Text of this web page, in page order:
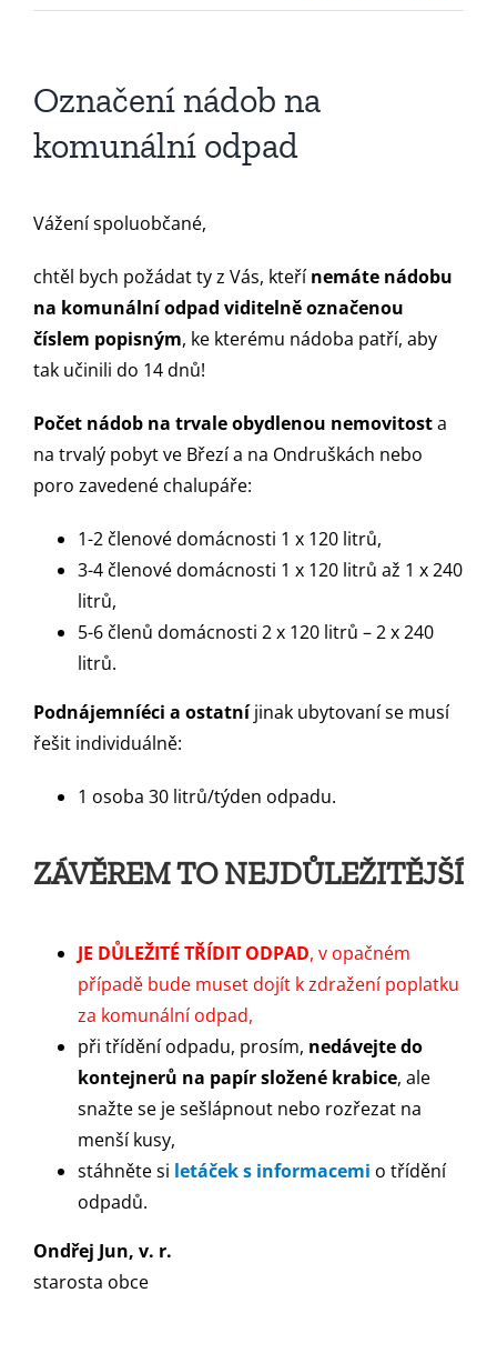
Označení nádob na
komunální odpad
Vážení spoluobčané,
chtěl bych požádat ty z Vás, kteřínemáte nádobu
na komunální odpad viditelně označenou
číslem popisným, ke kterému nádoba patří, aby
tak učinili do 14 dnů!
Počet nádob na trvale obydlenou nemovitosta
na trvalý pobyt ve Březí a na Ondruškách nebo
poro zavedené chalupáře:
1-2 členové domácnosti 1 x 120 litrů,
3-4 členové domácnosti 1 x 120 litrů až 1 x 240
litrů,
5-6 členů domácnosti 2 x 120 litrů – 2 x 240
litrů.
Podnájemníéci a ostatníjinak ubytovaní se musí
řešit individuálně:
1 osoba 30 litrů/týden odpadu.
ZÁVĚREM TO NEJDŮLEŽITĚJŠÍ
JE DŮLEŽITÉ TŘÍDIT ODPAD, v opačném
případě bude muset dojít k zdražení poplatku
za komunální odpad,
při třídění odpadu, prosím, nedávejte do
kontejnerů na papír složené krabice, ale
snažte se je sešlápnout nebo rozřezat na
menší kusy,
stáhněte si letáček s informacemi o třídění
odpadů.
Ondřej Jun, v. r.
starosta obce